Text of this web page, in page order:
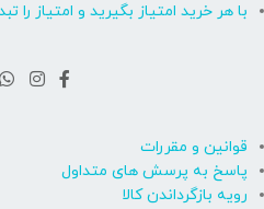
با هر خرید امتیاز بگیرید و امتیاز را
قوانین و مقررات
پاسخ به پرسش های متداول
رویه بازگرداندن کالا